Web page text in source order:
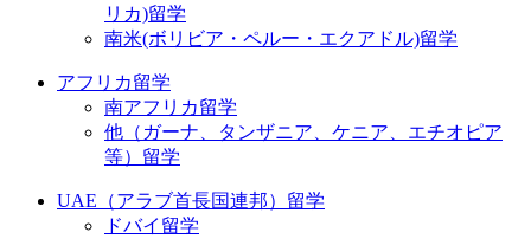
リカ)留学
南米(ボリビア・ペルー・エクアドル)留学
アフリカ留学
南アフリカ留学
他（ガーナ、タンザニア、ケニア、エチオピア
等）留学
UAE（アラブ首長国連邦）留学
ドバイ留学